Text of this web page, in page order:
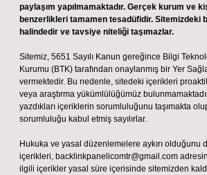
paylaşım yapılmamaktadır. Gerçek kurum ve
benzerlikleri tamamen tesadüfidir. Sitemizdeki
halindedir ve tavsiye niteliği taşımazlar.
Sitemiz, 5651 Sayılı Kanun gereğince Bilgi
Kurumu (BTK) tarafından onaylanmış bir Yer
vermektedir. Bu nedenle, sitedeki içerikleri
veya araştırma yükümlülüğümüz
yazdıkları içeriklerin sorumluluğunu taşımakta
sorumluluğu kabul etmiş sayılırlar.
Hukuka ve yasal düzenlemelere aykırı olduğunu
içerikleri, backlinkpanelicomtr@gmail.com
ilgili içerikler yasal süre içerisinde sitemizden